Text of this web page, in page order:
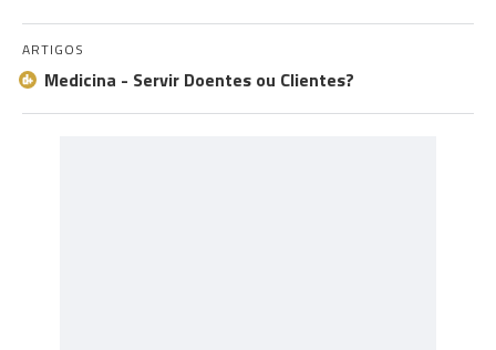
ARTIGOS
Medicina - Servir Doentes ou Clientes?